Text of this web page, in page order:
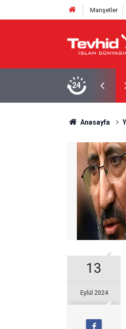
Manşetler
24
Ateşe Verdi: 6 Yaralı
Anasayfa
13
Eylül 2024